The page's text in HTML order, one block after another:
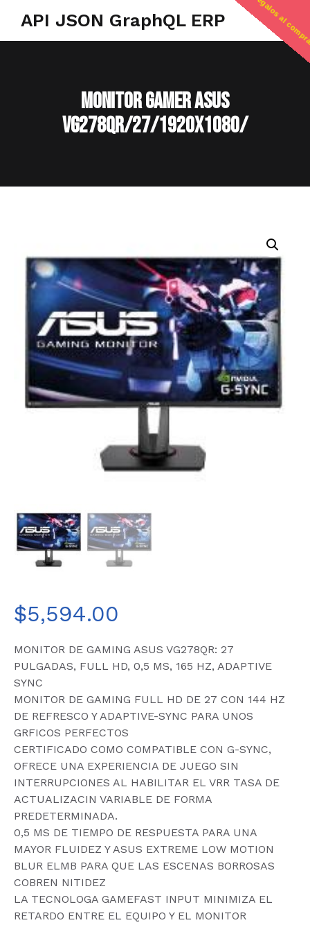
API JSON GraphQL ERP
MONITOR GAMER ASUS
VG278QR/27/1920X1080/
$5,594.00
MONITOR DE GAMING ASUS VG278QR: 27
PULGADAS, FULL HD, 0,5 MS, 165 HZ, ADAPTIVE
SYNC
MONITOR DE GAMING FULL HD DE 27 CON 144 HZ
DE REFRESCO Y ADAPTIVE-SYNC PARA UNOS
GRFICOS PERFECTOS
CERTIFICADO COMO COMPATIBLE CON G-SYNC,
OFRECE UNA EXPERIENCIA DE JUEGO SIN
INTERRUPCIONES AL HABILITAR EL VRR TASA DE
ACTUALIZACIN VARIABLE DE FORMA
PREDETERMINADA.
0,5 MS DE TIEMPO DE RESPUESTA PARA UNA
MAYOR FLUIDEZ Y ASUS EXTREME LOW MOTION
BLUR ELMB PARA QUE LAS ESCENAS BORROSAS
COBREN NITIDEZ
LA TECNOLOGA GAMEFAST INPUT MINIMIZA EL
RETARDO ENTRE EL EQUIPO Y EL MONITOR
regalos al